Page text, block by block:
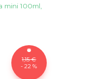
1,15 €
- 22 %